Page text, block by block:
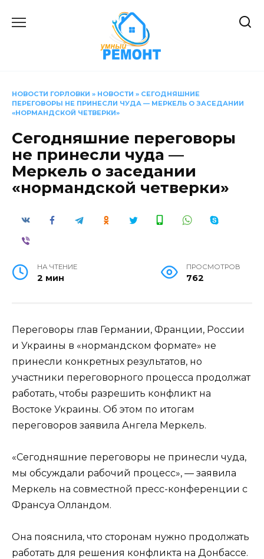
НОВОСТИ ГОРЛОВКИ » НОВОСТИ » СЕГОДНЯШНИЕ
ПЕРЕГОВОРЫ НЕ ПРИНЕСЛИ ЧУДА — МЕРКЕЛЬ О ЗАСЕДАНИИ
«НОРМАНДСКОЙ ЧЕТВЕРКИ»
Сегодняшние переговоры
не принесли чуда —
Меркель о заседании
«нормандской четверки»
НА ЧТЕНИЕ
2 мин
ПРОСМОТРОВ
762
Переговоры глав Германии, Франции, России
и Украины в «нормандском формате» не
принесли конкретных результатов, но
участники переговорного процесса продолжат
работать, чтобы разрешить конфликт на
Востоке Украины. Об этом по итогам
переговоров заявила Ангела Меркель.
«Сегодняшние переговоры не принесли чуда,
мы обсуждали рабочий процесс», — заявила
Меркель на совместной пресс-конференции с
Франсуа Олландом.
Она пояснила, что сторонам нужно продолжать
работать для решения конфликта на Донбассе.